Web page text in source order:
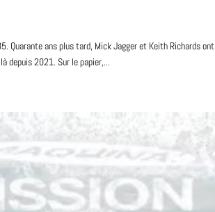
Quarante ans plus tard, Mick Jagger et Keith Richards ont
depuis 2021. Sur le papier,...